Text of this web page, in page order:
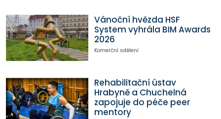
Vánoční hvězda HSF
System vyhrála BIM Awards
2026
Komerční sdělení
Rehabilitační ústav
Hrabyně a Chuchelná
zapojuje do péče peer
mentory